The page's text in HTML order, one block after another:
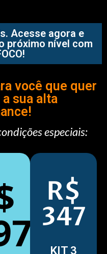
Acesse agora e
próximo nível com
você que quer
sua alta
especiais:
R$
347
KIT 3